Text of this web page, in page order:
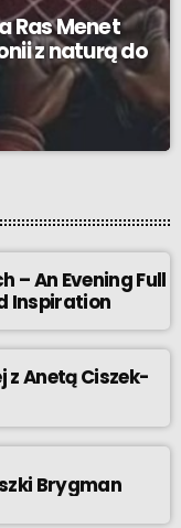
Ras Menet
z naturą do
– An Evening Full
Inspiration
Anetą Ciszek-
Brygman